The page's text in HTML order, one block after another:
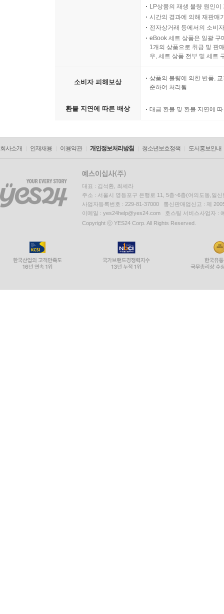
LP상품의 재생 불량 원인
시간의 경과에 의해 재판매
전자상거래 등에서의 소비
eBook 세트 상품은 일괄 구
1개의 상품으로 취급 및 판
우, 세트 상품 전부 및 세트
소비자 피해보상
상품의 불량에 의한 반품,
준하여 처리됨
환불 지연에 따른 배상 대금 환불 및 환불 지연에
회사소개 인재채용 이용약관 개인정보처리방침 청소년보호정책 도서홍보안내
대표 : 김석환, 최세라
주소 : 서울시 영등포구 은행로 11, 5층~6층(여의도동,일신
사업자등록번호 : 229-81-37000 통신판매업신고 : 제
이메일 : yes24help@yes24.com 호스팅 서비스사업자 :
Copyright ⓒ YES24 Corp. All Rights Reserved.